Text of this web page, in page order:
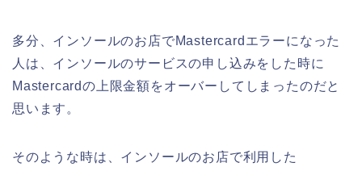
多分、インソールのお店でMastercardエラーになった
人は、インソールのサービスの申し込みをした時に
Mastercardの上限金額をオーバーしてしまったのだと
思います。
そのような時は、インソールのお店で利用した